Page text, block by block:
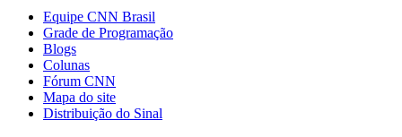
Equipe CNN Brasil
Grade de Programação
Blogs
Colunas
Fórum CNN
Mapa do site
Distribuição do Sinal